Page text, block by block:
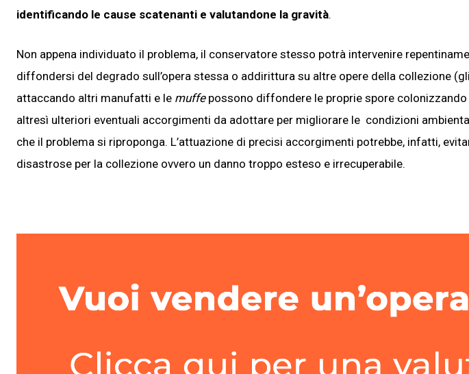
identificando le cause scatenanti e valutandone la gravità.
Non appena individuato il problema, il conservatore stesso potrà intervenire
diffondersi del degrado sull’opera stessa o addirittura su altre opere della collezione
attaccando altri manufatti e le muffepossono diffondere le proprie spore
altresì ulteriori eventuali accorgimenti da adottare per migliorare le condizioni
che il problema si riproponga. L’attuazione di precisi accorgimenti potrebbe, infatti,
disastrose per la collezione ovvero un danno troppo esteso e irrecuperabile.